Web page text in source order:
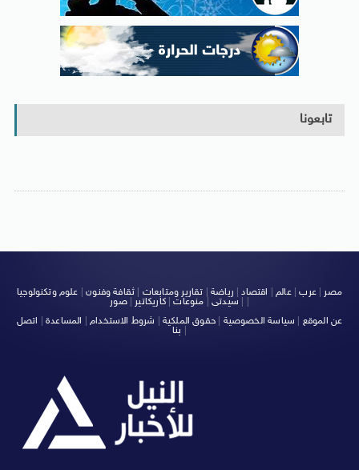
تابعونا
مصر |عرب|عالم| اقتصاد| رياضة تقارير ومتابعات ثقافة وفنون| علوم وتكنولوجيا
سيدتى| منوعات|كاريكاتير |صور
عن الموقع
سياسة الخصوصية حقوق الملكية شروط الاستخدام المساعدة
اتصل
بنا